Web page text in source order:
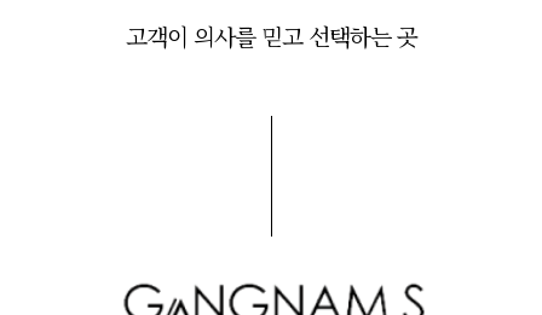
고객이 의사를 믿고 선택하는 곳